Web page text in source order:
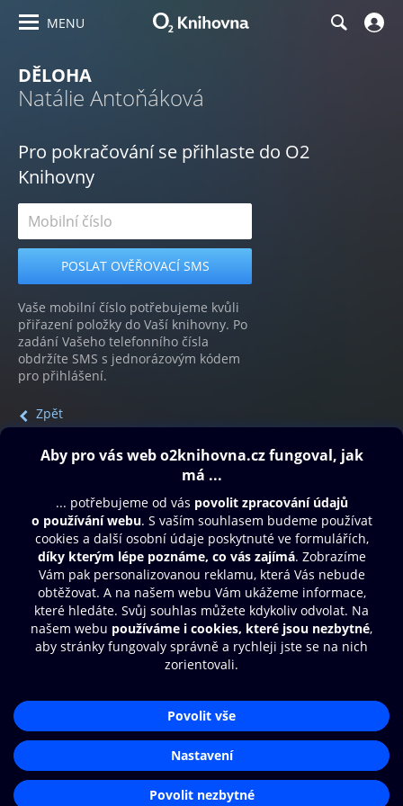
MENU
DĚLOHA
Natálie Antoňáková
Pro pokračování se přihlaste do O2
Knihovny
Vaše mobilní číslo potřebujeme kvůli
přiřazení položky do Vaší knihovny. Po
zadání Vašeho telefonního čísla
obdržíte SMS s jednorázovým kódem
pro přihlášení.
Zpět
Obsah ke stažení
Moje O2 Knihovna
Další zábava
© O2 Czech Republic a.s.
Přístupnost
Zásady zpracování osobních údajů
Nastavení cookies
Aplikace O2 Knihovna
Čti a poslouchej své e-knihy a
audioknihy rychleji a pohodlněji.